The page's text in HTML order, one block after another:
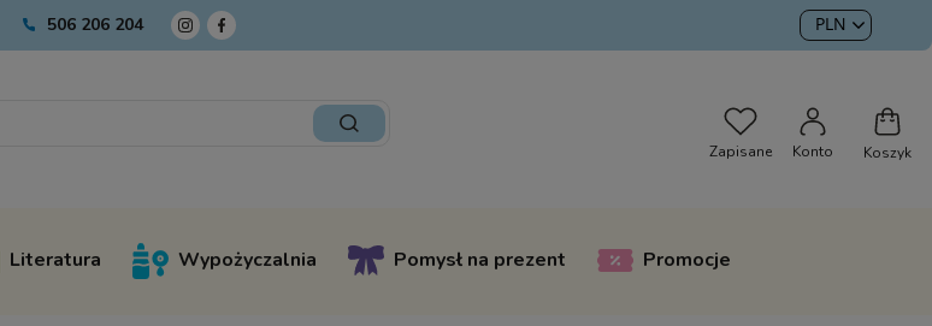
506 206 204
Literatura Wypożyczalnia Pomysł na prezent Promocje